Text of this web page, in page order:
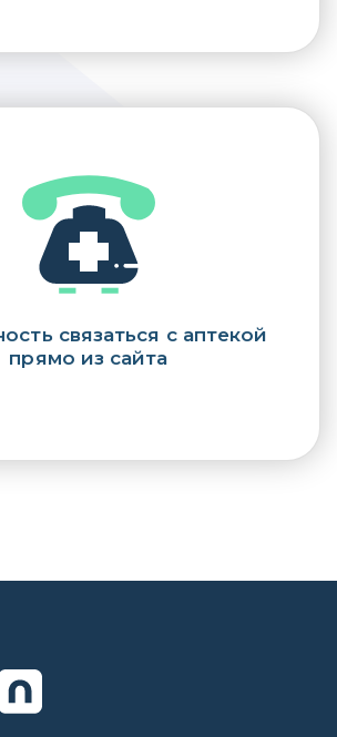
связаться с аптекой
прямо из сайта